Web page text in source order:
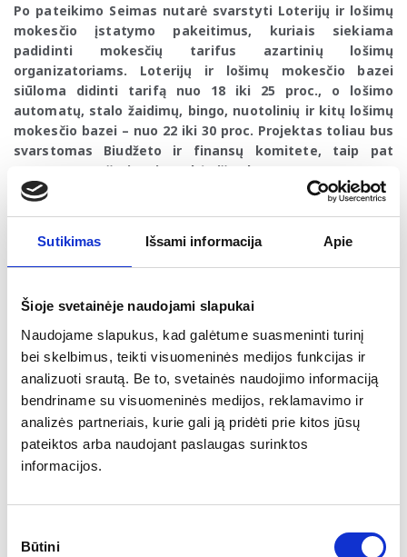
Sutikimas Išsami informacija Apie
Šioje svetainėje naudojami slapukai
Naudojame slapukus, kad galėtume suasmeninti turinį
bei skelbimus, teikti visuomeninės medijos funkcijas ir
analizuoti srautą. Be to, svetainės naudojimo informaciją
bendriname su visuomeninės medijos, reklamavimo ir
analizės partneriais, kurie gali ją pridėti prie kitos jūsų
pateiktos arba naudojant paslaugas surinktos
informacijos.
pasirinkimas
Būtini
Po pateikimo Seimas nutarė svarstyti Loterijų ir lošimų
mokesčio įstatymo pakeitimus, kuriais siekiama
padidinti mokesčių tarifus azartinių lošimų
organizatoriams. Loterijų ir lošimų mokesčio bazei
siūloma didinti tarifą nuo 18 iki 25 proc., o lošimo
automatų, stalo žaidimų, bingo, nuotolinių ir kitų lošimų
mokesčio bazei – nuo 22 iki 30 proc. Projektas toliau bus
svarstomas Biudžeto ir finansų komitete, taip pat
nuspręsta prašyti Vyriausybės išvados.
Seimas pritarė antrą kartą svarstytai H. Šinkūno
kandidatūrai į Konstitucinio Teismo teisėjus. Pirmą kartą
H. Šinkūno kandidatūra buvo svarstyta spalio mėnesio
pabaigoje, tačiau Seimas tuomet jai nepritarė.
Kitą savaitę Seime numatyta plenarinių posėdžių
pertrauka. Į kitą posėdį Seimas rinksis gruodžio 9 ir 11
dienomis.
Vyriausybės naujienos
Vyriausybės posėdyje įtvirtintas reikalavimas
užsieniečiams, parduodantiems prekes ar teikiantiems
paslaugas Lietuvoje, nuo 2026 m. sausio 1 d. užtikrinti
gyventojų aptarnavimą bazinės kalbos mokėjimu lygiu
Lietuvoje dokumento išdavimo datos, o po dvejų metų
Kitos naujienos